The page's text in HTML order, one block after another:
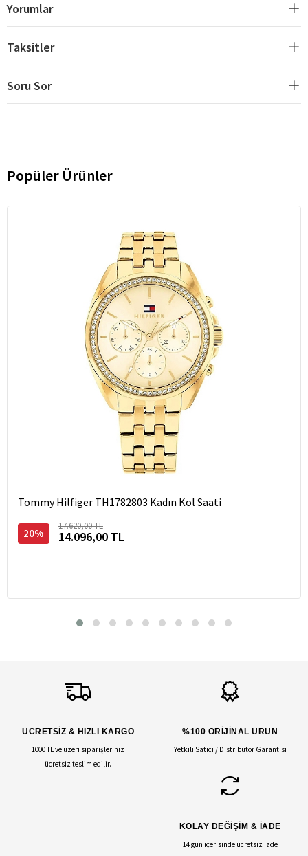
Yorumlar
Taksitler
Soru Sor
Popüler Ürünler
Tommy Hilfiger TH1782803 Kadın Kol Saati
20%
17.620,00 TL
14.096,00 TL
ÜCRETSİZ & HIZLI KARGO
1000 TL ve üzeri siparişleriniz
ücretsiz teslim edilir.
%100 ORİJİNAL ÜRÜN
Yetkili Satıcı / Distribütör Garantisi
KOLAY DEĞİŞİM & İADE
14 gün içerisinde ücretsiz iade